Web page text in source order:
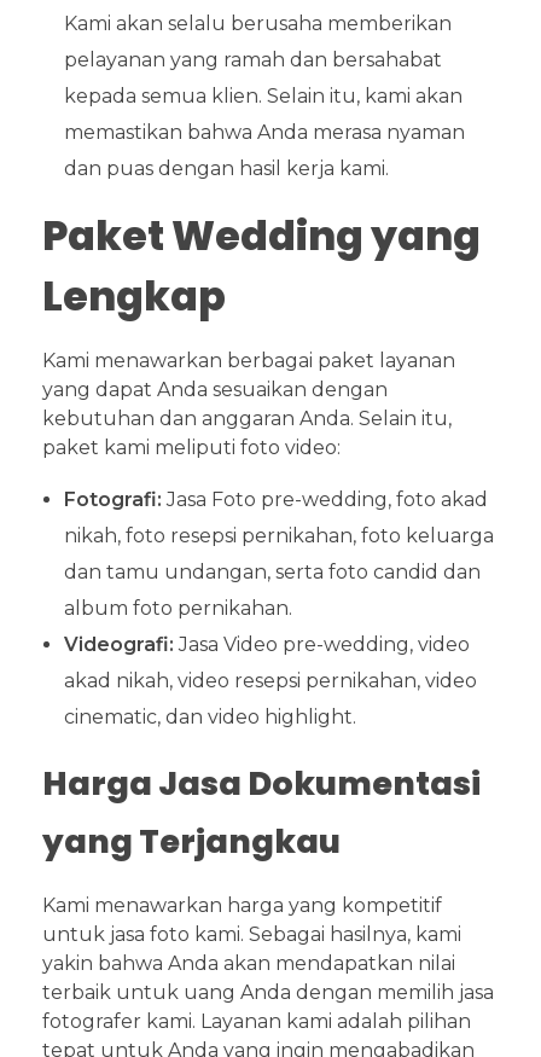
Kami akan selalu berusaha memberikan
pelayanan yang ramah dan bersahabat
kepada semua klien. Selain itu, kami akan
memastikan bahwa Anda merasa nyaman
dan puas dengan hasil kerja kami.
Paket Wedding yang
Lengkap
Kami menawarkan berbagai paket layanan
yang dapat Anda sesuaikan dengan
kebutuhan dan anggaran Anda. Selain itu,
paket kami meliputi foto video:
Fotografi: Jasa Foto pre-wedding, foto akad
nikah, foto resepsi pernikahan, foto keluarga
dan tamu undangan, serta foto candid dan
album foto pernikahan.
Videografi: Jasa Video pre-wedding, video
akad nikah, video resepsi pernikahan, video
cinematic, dan video highlight.
Harga Jasa Dokumentasi
yang Terjangkau
Kami menawarkan harga yang kompetitif
untuk jasa foto kami. Sebagai hasilnya, kami
yakin bahwa Anda akan mendapatkan nilai
terbaik untuk uang Anda dengan memilih jasa
fotografer kami. Layanan kami adalah pilihan
tepat untuk Anda yang ingin mengabadikan